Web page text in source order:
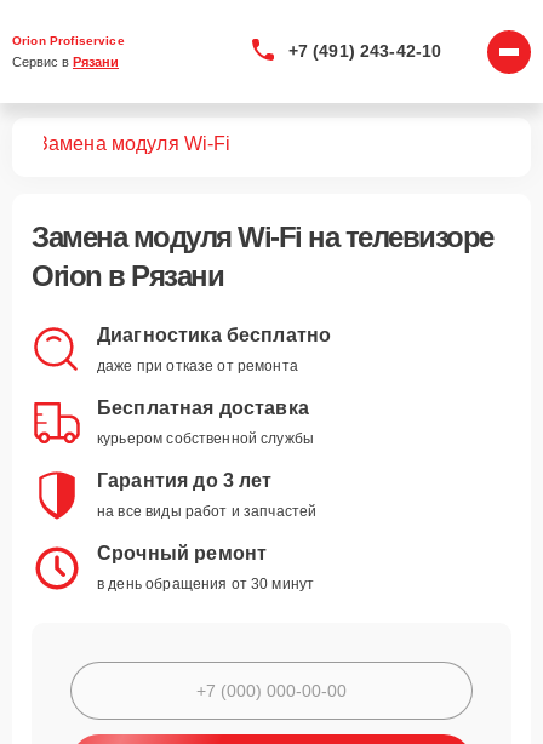
Orion Profiservice
Сервис в Рязани
+7 (491) 243-42-10
Замена модуля Wi-Fi
Замена модуля Wi-Fi на телевизоре
Orion в Рязани
Диагностика бесплатно
даже при отказе от ремонта
Бесплатная доставка
курьером собственной службы
Гарантия до 3 лет
на все виды работ и запчастей
Срочный ремонт
в день обращения от 30 минут